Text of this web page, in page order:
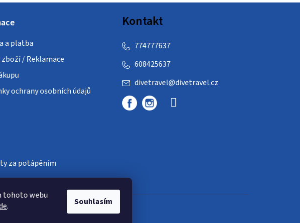
tohoto webu
. Souhlasím
a platba
zboží / Reklamace
ochrany osobních údajů
Kontakt
divetravel@divetravel.cz
608425637
774777637
za potápěním